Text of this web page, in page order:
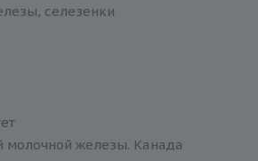
селезенки
молочной железы. Канада